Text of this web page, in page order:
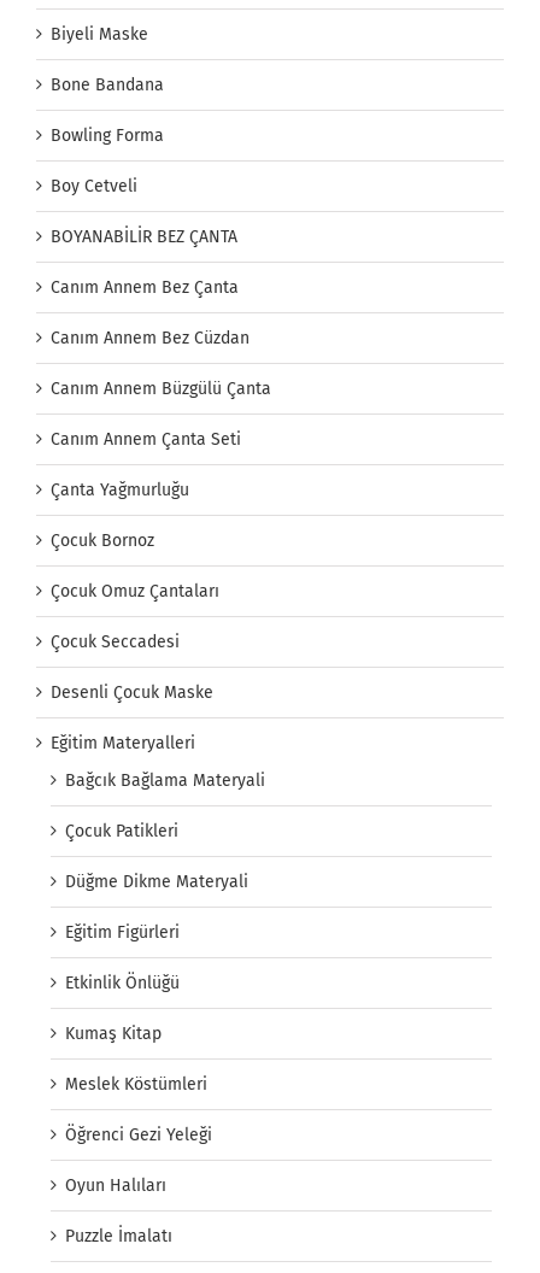
Biyeli Maske
Bone Bandana
Bowling Forma
Boy Cetveli
BOYANABİLİR BEZ ÇANTA
Canım Annem Bez Çanta
Canım Annem Bez Cüzdan
Canım Annem Büzgülü Çanta
Canım Annem Çanta Seti
Çanta Yağmurluğu
Çocuk Bornoz
Çocuk Omuz Çantaları
Çocuk Seccadesi
Desenli Çocuk Maske
Eğitim Materyalleri
Bağcık Bağlama Materyali
Çocuk Patikleri
Düğme Dikme Materyali
Eğitim Figürleri
Etkinlik Önlüğü
Kumaş Kitap
Meslek Köstümleri
Öğrenci Gezi Yeleği
Oyun Halıları
Puzzle İmalatı